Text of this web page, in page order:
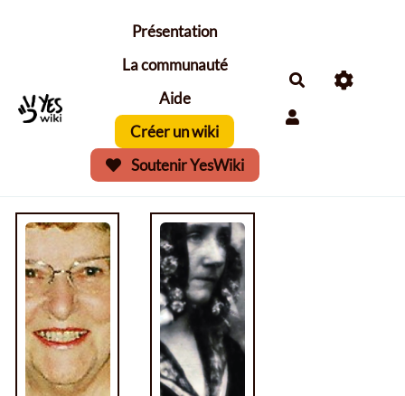
Aller au contenu principal
Présentation
La communauté
Aide
Créer un wiki
Soutenir YesWiki